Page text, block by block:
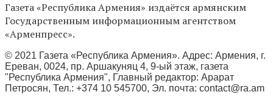
Газета «Республика Армения» издаётся армянским
Государственным информационным агентством
«Арменпресс».
© 2021 Газета «Республика Армения». Адрес: Армения, г.
Ереван, 0024, пр. Аршакуняц 4, 9-ый этаж, газета
"Республика Армения", Главный редактор: Арарат
Петросян, Тел.: +374 10 545700, Эл. почта: contact@ra.am